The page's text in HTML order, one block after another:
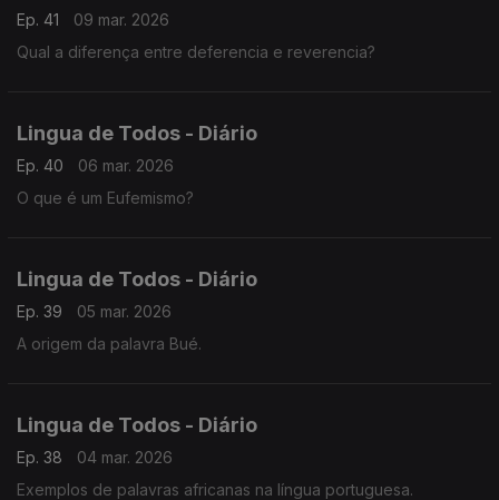
Ep. 41
09 mar. 2026
Qual a diferença entre deferencia e reverencia?
Lingua de Todos - Diário
Ep. 40
06 mar. 2026
O que é um Eufemismo?
Lingua de Todos - Diário
Ep. 39
05 mar. 2026
A origem da palavra Bué.
Lingua de Todos - Diário
Ep. 38
04 mar. 2026
Exemplos de palavras africanas na língua portuguesa.